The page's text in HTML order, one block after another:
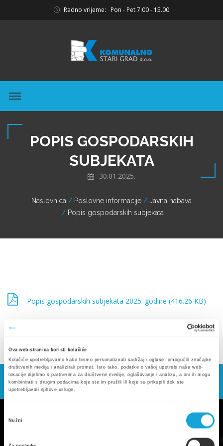
Ova web-stranica koristi kolačiće
Kolačiće upotrebljavamo kako bismo personalizirali sadržaj i oglase, omogućili značajke
društvenih medija i analizirali promet. Isto tako, podatke o vašoj upotrebi naše web-
lokacije dijelimo s partnerima za društvene medije, oglašavanje i analizu, a oni ih mogu
kombinirati s drugim podacima koje ste im pružili ili koje su prikupili dok ste
upotrebljavali njihove usluge.
Nužni
Radno vrijeme: Pon - Pet 7.00 - 15.00
POPIS GOSPODARSKIH
SUBJEKATA
30.01.2025.
Naslovnica Poslovne informacije
Javna nabava
Popis gospodarskih subjekata
Popis gospodarskih subjekata 2025. godine (416.26 KB)